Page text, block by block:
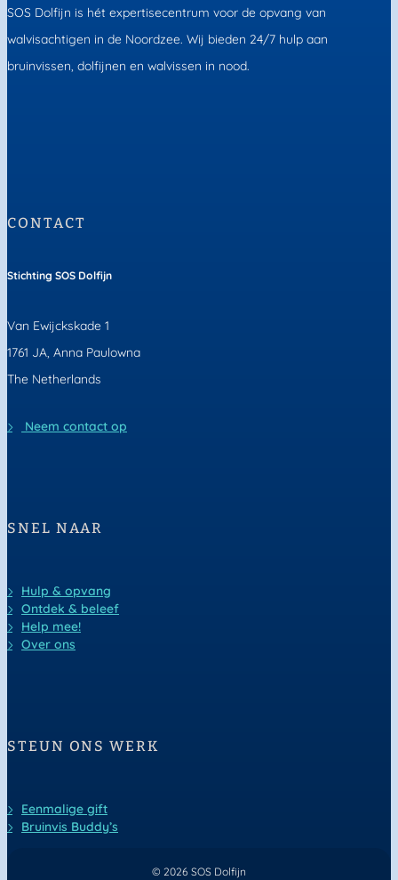
SOS Dolfijn is hét expertisecentrum voor de opvang van
walvisachtigen in de Noordzee. Wij bieden 24/7 hulp aan
bruinvissen, dolfijnen en walvissen in nood.
CONTACT
Stichting SOS Dolfijn
Van Ewijckskade 1
1761 JA, Anna Paulowna
The Netherlands
Neem contact op
SNEL NAAR
Hulp & opvang
Ontdek & beleef
Help mee!
Over ons
STEUN ONS WERK
Eenmalige gift
Bruinvis Buddy’s
© 2026 SOS Dolfijn